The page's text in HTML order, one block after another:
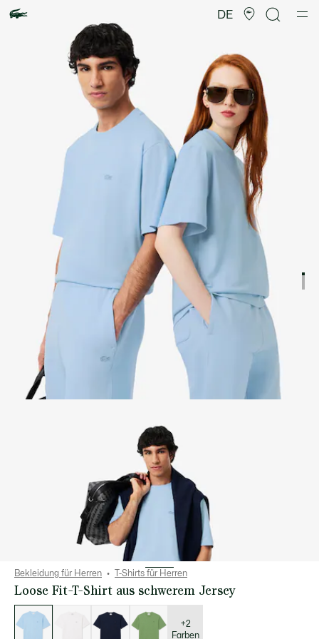
DE
Bekleidung für Herren T-Shirts für Herren
Loose Fit-T-Shirt aus schwerem Jersey
der
Varianten
+2
Farben